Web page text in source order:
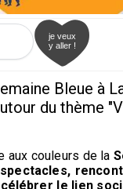
je veux
y aller !
Bleue à
du thème
aux couleurs de la
célébrer le lien